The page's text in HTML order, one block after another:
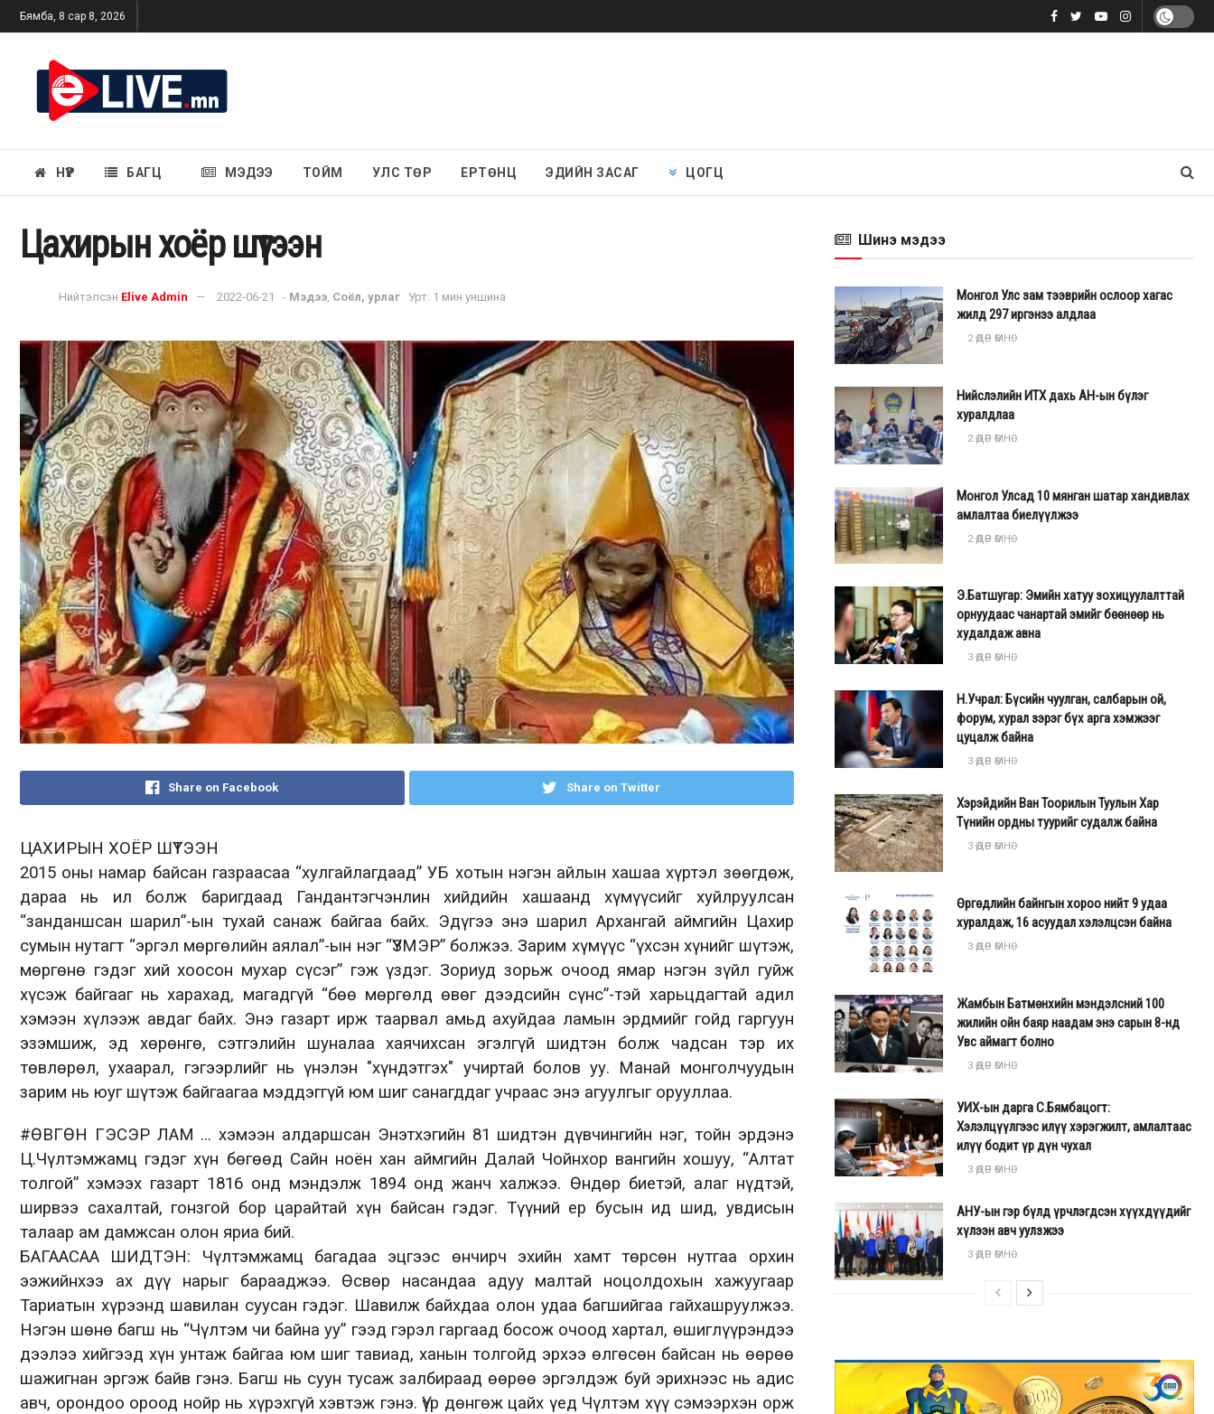
Бямба, 8 сар 8, 2026
НҮҮР БАГЦ МЭДЭЭ ТОЙМ УЛС ТӨР ЕРТӨНЦ ЭДИЙН ЗАСАГ ЦОГЦ
Цахирын хоёр шүтээн
Нийтэлсэн Elive Admin 2022-06-21 - Мэдээ Соёл, урлаг Урт: 1 мин уншина
Share on Facebook Share on Twitter
ЦАХИРЫН ХОЁР ШҮТЭЭН
2015 оны намар байсан газраасаа “хулгайлагдаад” УБ хотын нэгэн айлын хашаа хүртэл зөөгдөж,
дараа нь ил болж баригдаад Гандантэгчэнлин хийдийн хашаанд хүмүүсийг хуйлруулсан
“занданшсан шарил”-ын тухай санаж байгаа байх. Эдүгээ энэ шарил Архангай аймгийн Цахир
сумын нутагт “эргэл мөргөлийн аялал”-ын нэг “ҮЗМЭР” болжээ. Зарим хүмүүс “үхсэн хүнийг шүтэж,
мөргөнө гэдэг хий хоосон мухар сүсэг” гэж үздэг. Зориуд зорьж очоод ямар нэгэн зүйл гуйж
хүсэж байгааг нь харахад, магадгүй “бөө мөргөлд өвөг дээдсийн сүнс”-тэй харьцдагтай адил
хэмээн хүлээж авдаг байх. Энэ газарт ирж таарвал амьд ахуйдаа ламын эрдмийг гойд гаргуун
эзэмшиж, эд хөрөнгө, сэтгэлийн шуналаа хаячихсан эгэлгүй шидтэн болж чадсан тэр их
төвлөрөл, ухаарал, гэгээрлийг нь үнэлэн "хүндэтгэх" учиртай болов уу. Манай монголчуудын
зарим нь юуг шүтэж байгаагаа мэддэггүй юм шиг санагддаг учраас энэ агуулгыг орууллаа.
#ӨВГӨН ГЭСЭР ЛАМ ... хэмээн алдаршсан Энэтхэгийн 81 шидтэн дүвчингийн нэг, тойн эрдэнэ
Ц.Чүлтэмжамц гэдэг хүн бөгөөд Сайн ноён хан аймгийн Далай Чойнхор вангийн хошуу, “Алтат
толгой” хэмээх газарт 1816 онд мэндэлж 1894 онд жанч халжээ. Өндөр биетэй, алаг нүдтэй,
ширвээ сахалтай, гонзгой бор царайтай хүн байсан гэдэг. Түүний ер бусын ид шид, увдисын
талаар ам дамжсан олон яриа бий.
БАГААСАА ШИДТЭН: Чүлтэмжамц багадаа эцгээс өнчирч эхийн хамт төрсөн нутгаа орхин
ээжийнхээ ах дүү нарыг барааджээ. Өсвөр насандаа адуу малтай ноцолдохын хажуугаар
Тариатын хүрээнд шавилан суусан гэдэг. Шавилж байхдаа олон удаа багшийгаа гайхашруулжээ.
Нэгэн шөнө багш нь “Чүлтэм чи байна уу” гээд гэрэл гаргаад босож очоод хартал, өшиглүүрэндээ
дээлээ хийгээд хүн унтаж байгаа юм шиг тавиад, ханын толгойд эрхээ өлгөсөн байсан нь өөрөө
шажигнан эргэж байв гэнэ. Багш нь суун тусаж залбираад өөрөө эргэлдэж буй эрихнээс нь адис
авч, орондоо ороод нойр нь хүрэхгүй хэвтэж гэнэ. Үүр дөнгөж цайх үед Чүлтэм хүү сэмээрхэн орж
Шинэ мэдээ
Монгол Улс зам тээврийн ослоор хагас
жилд 297 иргэнээ алдлаа
2 ӨДӨР ӨМНӨ
Нийслэлийн ИТХ дахь АН-ын бүлэг
хуралдлаа
2 ӨДӨР ӨМНӨ
Монгол Улсад 10 мянган шатар хандивлах
амлалтаа биелүүлжээ
2 ӨДӨР ӨМНӨ
Э.Батшугар: Эмийн хатуу зохицуулалттай
орнуудаас чанартай эмийг бөөнөөр нь
худалдаж авна
3 ӨДӨР ӨМНӨ
Н.Учрал: Бүсийн чуулган, салбарын ой,
форум, хурал зэрэг бүх арга хэмжээг
цуцалж байна
3 ӨДӨР ӨМНӨ
Хэрэйдийн Ван Тоорилын Туулын Хар
Түнийн ордны туурийг судалж байна
3 ӨДӨР ӨМНӨ
Өргөдлийн байнгын хороо нийт 9 удаа
хуралдаж, 16 асуудал хэлэлцсэн байна
3 ӨДӨР ӨМНӨ
Жамбын Батмөнхийн мэндэлсний 100
жилийн ойн баяр наадам энэ сарын 8-нд
Увс аймагт болно
3 ӨДӨР ӨМНӨ
УИХ-ын дарга С.Бямбацогт:
Хэлэлцүүлгээс илүү хэрэгжилт, амлалтаас
илүү бодит үр дүн чухал
3 ӨДӨР ӨМНӨ
АНУ-ын гэр бүлд үрчлэгдсэн хүүхдүүдийг
хүлээн авч уулзжээ
3 ӨДӨР ӨМНӨ